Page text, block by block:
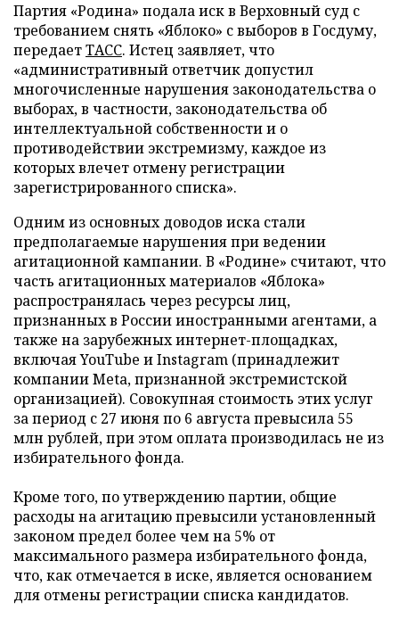
Партия «Родина» подала иск в Верховный суд с
требованием снять «Яблоко» с выборов в Госдуму,
передаетТАСС. Истец заявляет, что
«административный ответчик допустил
многочисленные нарушения законодательства о
выборах, в частности, законодательства об
интеллектуальной собственности и о
противодействии экстремизму, каждое из
которых влечет отмену регистрации
зарегистрированного списка».
Одним из основных доводов иска стали
предполагаемые нарушения при ведении
агитационной кампании. В «Родине» считают, что
часть агитационных материалов «Яблока»
распространялась через ресурсы лиц,
признанных в России иностранными агентами, а
также на зарубежных интернет-площадках,
включая YouTube и Instagram (принадлежит
компании Meta, признанной экстремистской
организацией). Совокупная стоимость этих услуг
за период с 27 июня по 6 августа превысила 55
млн рублей, при этом оплата производилась не из
избирательного фонда.
Кроме того, по утверждению партии, общие
расходы на агитацию превысили установленный
законом предел более чем на 5% от
максимального размера избирательного фонда,
что, как отмечается в иске, является основанием
для отмены регистрации списка кандидатов.